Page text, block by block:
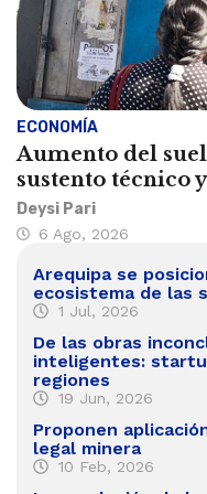
ECONOMÍA
Aumento del
sustento técnico
Deysi Pari
6 Ago, 2026
Arequipa se
ecosistema de las
1 Jul, 2026
De las obras
inteligentes:
regiones
19 Jun, 2026
Proponen
legal minera
10 Feb, 2026